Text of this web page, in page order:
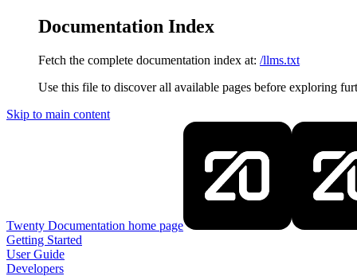
Documentation Index
Fetch the complete documentation index at: /llms.txt
Use this file to discover all available pages before exploring
Skip to main content
Twenty Documentation home page
Getting Started
User Guide
Developers